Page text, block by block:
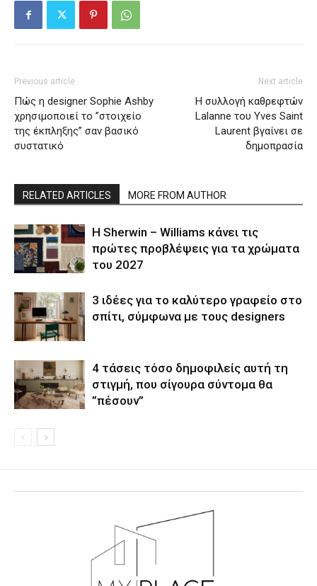
Previous article
Πώς η designer Sophie Ashby
χρησιμοποιεί το ”στοιχείο
της έκπληξης” σαν βασικό
συστατικό
Next article
Η συλλογή καθρεφτών
Lalanne του Yves Saint
Laurent βγαίνει σε
δημοπρασία
RELATED ARTICLES MORE FROM AUTHOR
Η Sherwin – Williams κάνει τις
πρώτες προβλέψεις για τα χρώματα
του 2027
3 ιδέες για το καλύτερο γραφείο στο
σπίτι, σύμφωνα με τους designers
4 τάσεις τόσο δημοφιλείς αυτή τη
στιγμή, που σίγουρα σύντομα θα
”πέσουν”